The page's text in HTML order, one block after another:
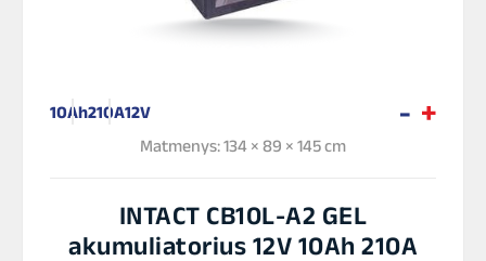
10Ah210A12V
Matmenys: 134 × 89 × 145 cm
INTACT CB10L-A2 GEL
akumuliatorius 12V 10Ah 210A